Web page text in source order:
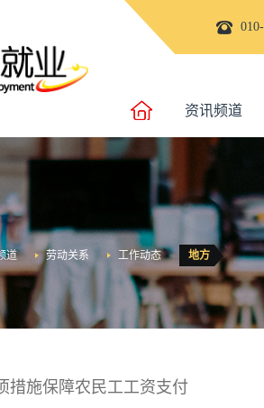
资讯频道
地方
工作动态
劳动关系
道
措施保障农民工工资支付